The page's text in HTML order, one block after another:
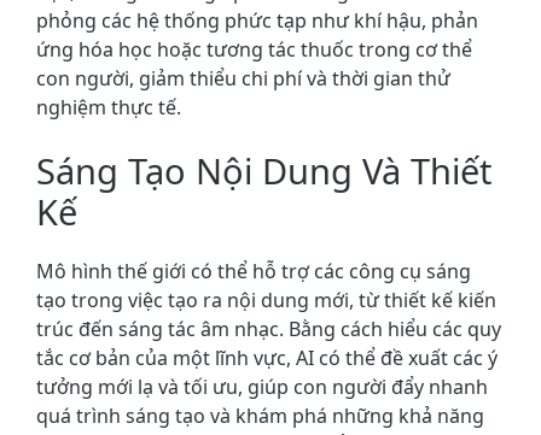
phỏng các hệ thống phức tạp như khí hậu, phản
ứng hóa học hoặc tương tác thuốc trong cơ thể
con người, giảm thiểu chi phí và thời gian thử
nghiệm thực tế.
Sáng Tạo Nội Dung Và Thiết
Kế
Mô hình thế giới có thể hỗ trợ các công cụ sáng
tạo trong việc tạo ra nội dung mới, từ thiết kế kiến
trúc đến sáng tác âm nhạc. Bằng cách hiểu các quy
tắc cơ bản của một lĩnh vực, AI có thể đề xuất các ý
tưởng mới lạ và tối ưu, giúp con người đẩy nhanh
quá trình sáng tạo và khám phá những khả năng